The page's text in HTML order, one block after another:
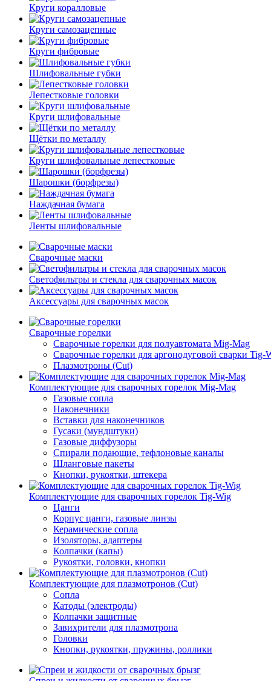
Круги коралловые
Круги самозацепные
Круги фибровые
Шлифовальные губки
Лепестковые головки
Круги шлифовальные
Щётки по металлу
Круги шлифовальные лепестковые
Шарошки (борфрезы)
Наждачная бумага
Ленты шлифовальные
Сварочные маски
Светофильтры и стекла для сварочных масок
Аксессуары для сварочных масок
Сварочные горелки
Сварочные горелки для полуавтомата Mig-Mag
Сварочные горелки для аргонодуговой сварки Tig-
Плазмотроны (Сut)
Комплектующие для сварочных горелок Mig-Mag
Газовые сопла
Наконечники
Вставки для наконечников
Гусаки (мундштуки)
Газовые диффузоры
Спирали подающие, тефлоновые каналы
Шланговые пакеты
Кнопки, рукоятки, штекера
Комплектующие для сварочных горелок Tig-Wig
Цанги
Корпус цанги, газовые линзы
Керамические сопла
Изоляторы, адаптеры
Колпачки (капы)
Рукоятки, головки, кнопки
Комплектующие для плазмотронов (Сut)
Сопла
Катоды (электроды)
Колпачки защитные
Завихрители для плазмотрона
Головки
Кнопки, рукоятки, пружины, роллики